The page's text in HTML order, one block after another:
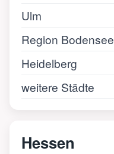
Ulm
Region Bodensee
Heidelberg
weitere Städte
Hessen